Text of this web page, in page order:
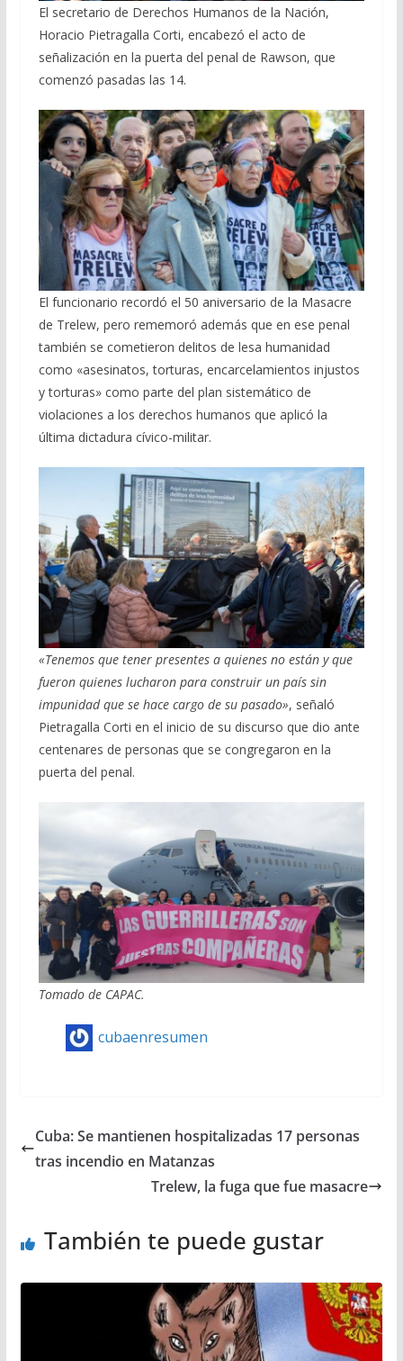
El secretario de Derechos Humanos de la Nación,
Horacio Pietragalla Corti, encabezó el acto de
señalización en la puerta del penal de Rawson, que
comenzó pasadas las 14.
El funcionario recordó el 50 aniversario de la Masacre
de Trelew, pero rememoró además que en ese penal
también se cometieron delitos de lesa humanidad
como «asesinatos, torturas, encarcelamientos injustos
y torturas» como parte del plan sistemático de
violaciones a los derechos humanos que aplicó la
última dictadura cívico-militar.
«Tenemos que tener presentes a quienes no están y que
fueron quienes lucharon para construir un país sin
impunidad que se hace cargo de su pasado», señaló
Pietragalla Corti en el inicio de su discurso que dio ante
centenares de personas que se congregaron en la
puerta del penal.
Tomado de CAPAC.
cubaenresumen
Cuba: Se mantienen hospitalizadas 17 personas
tras incendio en Matanzas
Trelew, la fuga que fue masacre
También te puede gustar